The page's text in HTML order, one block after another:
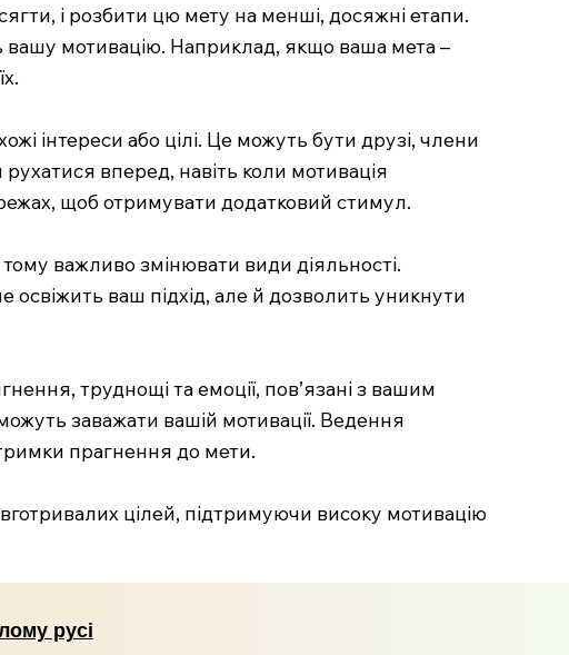
і розбити цю мету на менші, досяжні етапи.
вашу мотивацію. Наприклад, якщо ваша мета –
інтереси або цілі. Це можуть бути друзі, члени
вперед, навіть коли мотивація
щоб отримувати додатковий стимул.
важливо змінювати види діяльності.
ваш підхід, але й дозволить уникнути
труднощі та емоції, пов’язані з вашим
заважати вашій мотивації. Ведення
прагнення до мети.
цілей, підтримуючи високу мотивацію
русі